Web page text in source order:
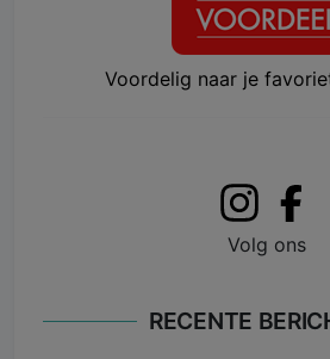
Voordelig naar je
Volg ons
RECENTE